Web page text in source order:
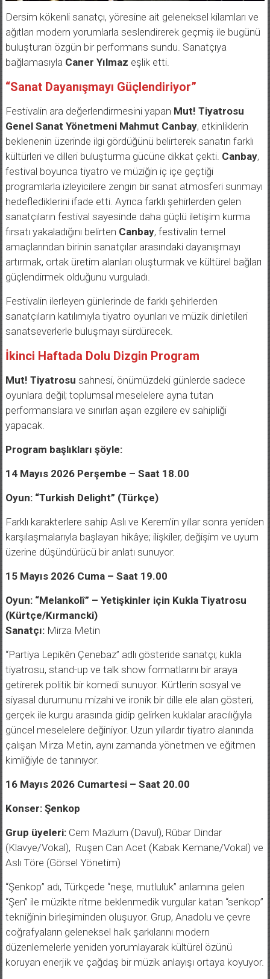
Dersim kökenli sanatçı, yöresine ait geleneksel kilamları ve
ağıtları modern yorumlarla seslendirerek geçmiş ile bugünü
buluşturan özgün bir performans sundu. Sanatçıya
bağlamasıyla Caner Yılmaz eşlik etti.
“Sanat Dayanışmayı Güçlendiriyor”
Festivalin ara değerlendirmesini yapan Mut! Tiyatrosu
Genel Sanat Yönetmeni Mahmut Canbay, etkinliklerin
beklenenin üzerinde ilgi gördüğünü belirterek sanatın farklı
kültürleri ve dilleri buluşturma gücüne dikkat çekti. Canbay,
festival boyunca tiyatro ve müziğin iç içe geçtiği
programlarla izleyicilere zengin bir sanat atmosferi sunmayı
hedeflediklerini ifade etti. Ayrıca farklı şehirlerden gelen
sanatçıların festival sayesinde daha güçlü iletişim kurma
fırsatı yakaladığını belirten Canbay, festivalin temel
amaçlarından birinin sanatçılar arasındaki dayanışmayı
artırmak, ortak üretim alanları oluşturmak ve kültürel bağları
güçlendirmek olduğunu vurguladı.
Festivalin ilerleyen günlerinde de farklı şehirlerden
sanatçıların katılımıyla tiyatro oyunları ve müzik dinletileri
sanatseverlerle buluşmayı sürdürecek.
İkinci Haftada Dolu Dizgin Program
Mut! Tiyatrosu sahnesi, önümüzdeki günlerde sadece
oyunlara değil; toplumsal meselelere ayna tutan
performanslara ve sınırları aşan ezgilere ev sahipliği
yapacak.
Program başlıkları şöyle:
14 Mayıs 2026 Perşembe – Saat 18.00
Oyun: “Turkish Delight” (Türkçe)
Farklı karakterlere sahip Aslı ve Kerem’in yıllar sonra yeniden
karşılaşmalarıyla başlayan hikâye; ilişkiler, değişim ve uyum
üzerine düşündürücü bir anlatı sunuyor.
15 Mayıs 2026 Cuma – Saat 19.00
Oyun: “Melankolî” – Yetişkinler için Kukla Tiyatrosu
(Kürtçe/Kırmancki)
Sanatçı:Mirza Metin
“Partiya Lepikên Çenebaz” adlı gösteride sanatçı; kukla
tiyatrosu, stand-up ve talk show formatlarını bir araya
getirerek politik bir komedi sunuyor. Kürtlerin sosyal ve
siyasal durumunu mizahi ve ironik bir dille ele alan gösteri,
gerçek ile kurgu arasında gidip gelirken kuklalar aracılığıyla
güncel meselelere değiniyor. Uzun yıllardır tiyatro alanında
çalışan Mirza Metin, aynı zamanda yönetmen ve eğitmen
kimliğiyle de tanınıyor.
16 Mayıs 2026 Cumartesi – Saat 20.00
Konser: Şenkop
Grup üyeleri: Cem Mazlum (Davul), Rûbar Dindar
(Klavye/Vokal), Ruşen Can Acet (Kabak Kemane/Vokal) ve
Aslı Töre (Görsel Yönetim)
“Şenkop” adı, Türkçede “neşe, mutluluk” anlamına gelen
“Şen” ile müzikte ritme beklenmedik vurgular katan “senkop”
tekniğinin birleşiminden oluşuyor. Grup, Anadolu ve çevre
coğrafyaların geleneksel halk şarkılarını modern
düzenlemelerle yeniden yorumlayarak kültürel özünü
koruyan enerjik ve çağdaş bir müzik anlayışı ortaya koyuyor.